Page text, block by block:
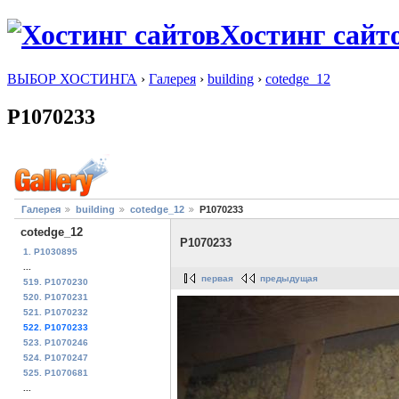
Хостинг
ВЫБОР ХОСТИНГА › Галерея › building › cotedge_12
P1070233
Галерея building cotedge_12 P1070233
cotedge_12
1. P1030895
...
519. P1070230
520. P1070231
521. P1070232
522. P1070233
523. P1070246
524. P1070247
525. P1070681
...
P1070233
первая предыдущая